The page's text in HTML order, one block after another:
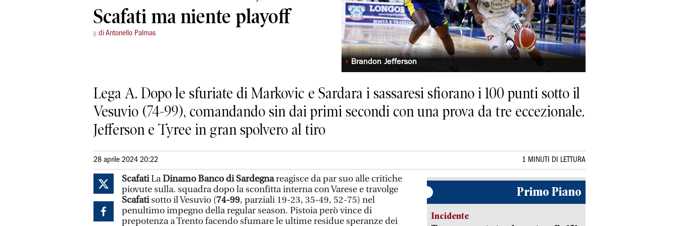
Scafati ma niente playoff
di Antonello Palmas
◗ Brandon Jefferson
Lega A. Dopo le sfuriate di Markovic e Sardara i sassaresi sfiorano i 100 punti sotto il
Vesuvio (74-99), comandando sin dai primi secondi con una prova da tre eccezionale.
Jefferson e Tyree in gran spolvero al tiro
28 aprile 2024 20:22 1 MINUTI DI LETTURA
ScafatiLaDinamo Banco di Sardegnareagisce da par suo alle critiche
piovute sulla. squadra dopo la sconfitta interna con Varese e travolge
Scafatisotto il Vesuvio (74-99, parziali 19-23, 35-49, 52-75) nel
penultimo impegno della regular season. Pistoia però vince di
prepotenza a Trento facendo sfumare le ultime residue speranze dei
Primo Piano
Incidente